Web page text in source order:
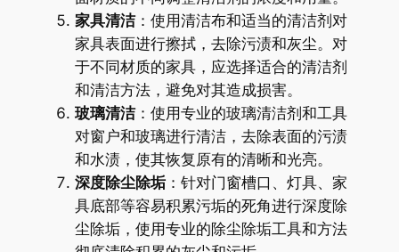
家具清洁：使用清洁布和适当的清洁剂对
家具表面进行擦拭，去除污渍和灰尘。对
于不同材质的家具，应选择适合的清洁剂
和清洁方法，避免对其造成损害。
玻璃清洁：使用专业的玻璃清洁剂和工具
对窗户和玻璃进行清洁，去除表面的污渍
和水渍，使其恢复原有的清晰和光亮。
深度除尘除垢：针对门窗槽口、灯具、家
具底部等容易积累污垢的死角进行深度除
尘除垢，使用专业的除尘除垢工具和方法